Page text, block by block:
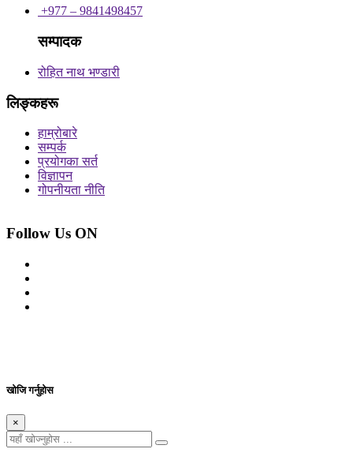
+977 – 9841498457
सम्पादक
रोहित नाथ भण्डारी
लिङ्कहरू
हाम्रोबारे
सम्पर्क
प्रयोगका सर्त
विज्ञापन
गोपनीयता नीति
Follow Us ON
खोजि गर्नुहोस
×